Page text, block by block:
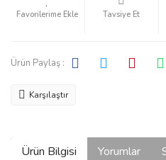
Tavsiye Et
Ürün Paylaş :
Karşılaştır
Ürün Bilgisi Yorumlar